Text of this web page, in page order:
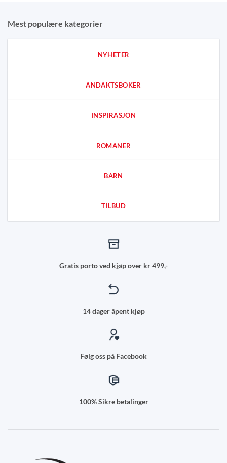
Mest populære kategorier
NYHETER
ANDAKTSBOKER
INSPIRASJON
ROMANER
BARN
TILBUD
Gratis porto ved kjøp over kr 499,-
14 dager åpent kjøp
Følg oss på Facebook
100% Sikre betalinger